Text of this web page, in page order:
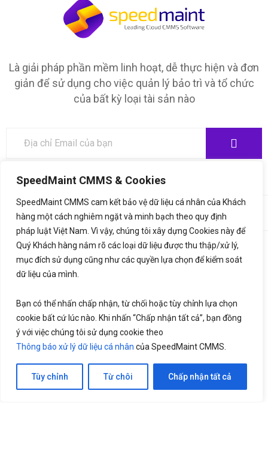
SpeedMaint CMMS & Cookies
SpeedMaint CMMS cam kết bảo vệ dữ liệu cá nhân của Khách
hàng một cách nghiêm ngặt và minh bạch theo quy định
pháp luật Việt Nam. Vì vậy, chúng tôi xây dựng Cookies này để
Quý Khách hàng nắm rõ các loại dữ liệu được thu thập/xử lý,
mục đích sử dụng cũng như các quyền lựa chọn để kiểm soát
dữ liệu của mình.
Bạn có thể nhấn chấp nhận, từ chối hoặc tùy chỉnh lựa chọn
cookie bất cứ lúc nào. Khi nhấn “Chấp nhận tất cả”, bạn đồng
ý với việc chúng tôi sử dụng cookie theo
Thông báo xử lý dữ liệu cá nhân của SpeedMaint CMMS.
Tùy chỉnh Từ chôi Chấp nhận tất cả
Là giải pháp phần mềm linh hoạt, dễ thực hiện và đơn
giản để sử dụng cho việc quản lý bảo trì và tổ chức
của bất kỳ loại tài sản nào
©2020,SpeedMaint.com. All Rights Reserved. Thiết kế bởi
LetsGrow.vn
Thông báo xử lý dữ liệu cá nhân
Bảng giá